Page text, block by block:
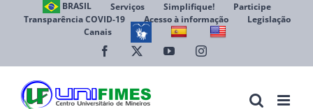
BRASIL Serviços Simplifique!
Participe
Transparência COVID-19
Acesso à informação
Legislação
Canais
Facebook YouTubeInstagram